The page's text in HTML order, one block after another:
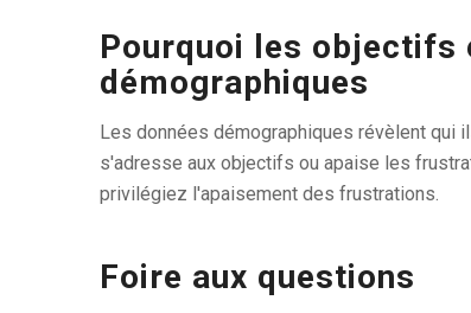
Pourquoi les objectifs
démographiques
Les données démographiques révèlent qui
s'adresse aux objectifs ou apaise les
privilégiez l'apaisement des frustrations.
Foire aux questions